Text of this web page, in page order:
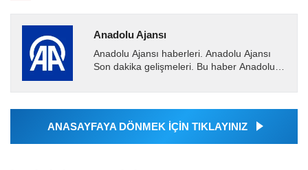
Anadolu Ajansı
Anadolu Ajansı haberleri. Anadolu Ajansı
Son dakika gelişmeleri. Bu haber Anadolu
Ajansı tarafından...
ANASAYFAYA DÖNMEK İÇİN TIKLAYINIZ